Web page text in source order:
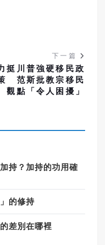
下一篇
挺川普強硬移民政
范斯批教宗移民
觀點「令人困擾」
持？加持的功用確
的修持
差別在哪裡